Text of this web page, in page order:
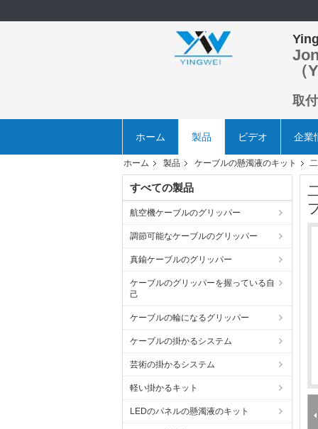
取
ホーム 製品 ビデオ 企業
ホーム 製品 ケーブルの懸濁液のキット
すべての製品
航空機ケーブルのグリッパー
調節可能なケーブルのグリッパー
真鍮ケーブルのグリッパー
ケーブルのグリッパーを握っている自
己
ケーブルの輪になるグリッパー
ケーブルの掛かるシステム
芸術の掛かるシステム
軽い掛かるキット
LEDのパネルの懸濁液のキット